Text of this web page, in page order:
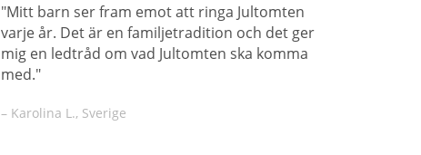
"Mitt barn ser fram emot att ringa Jultomten
varje år. Det är en familjetradition och det ger
mig en ledtråd om vad Jultomten ska komma
med."
– Karolina L., Sverige